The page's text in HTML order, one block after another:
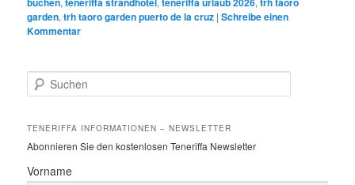
garden,trh taoro garden puerto de la cruz |Schreibe einen
Kommentar
u
h
n
TENERIFFA INFORMATIONEN – NEWSLETTER
Abonnieren Sie den kostenlosen Teneriffa Newsletter
Vorname